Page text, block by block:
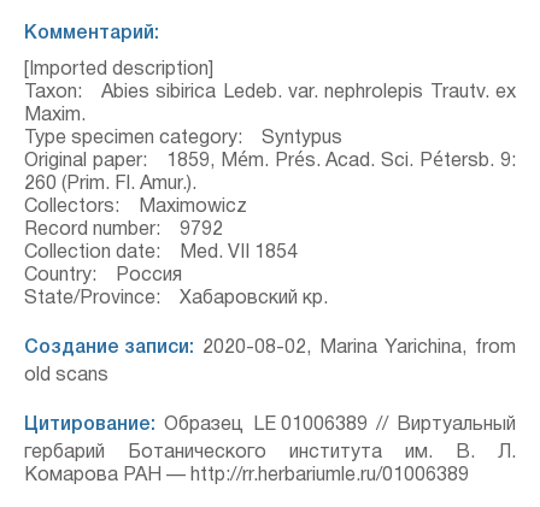
Комментарий:
[Imported description]
Taxon: Abies sibirica Ledeb. var. nephrolepis Trautv. ex
Maxim.
Type specimen category: Syntypus
Original paper: 1859, Mém. Prés. Acad. Sci. Pétersb. 9:
260 (Prim. Fl. Amur.).
Collectors: Maximowicz
Record number: 9792
Collection date: Med. VII 1854
Country: Россия
State/Province: Хабаровский кр.
Создание записи: 2020-08-02, Marina Yarichina, from
old scans
Цитирование: Образец LE 01006389 // Виртуальный
гербарий Ботанического института им. В. Л.
Комарова РАН — http://rr.herbariumle.ru/01006389